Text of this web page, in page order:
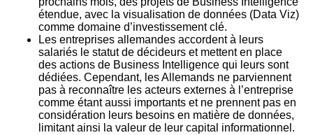
étendue, avec la visualisation de données (Data Viz)
comme domaine d’investissement clé.
Les entreprises allemandes accordent à leurs
salariés le statut de décideurs et mettent en place
des actions de Business Intelligence qui leurs sont
dédiées. Cependant, les Allemands ne parviennent
pas à reconnaître les acteurs externes à l’entreprise
comme étant aussi importants et ne prennent pas en
considération leurs besoins en matière de données,
limitant ainsi la valeur de leur capital informationnel.